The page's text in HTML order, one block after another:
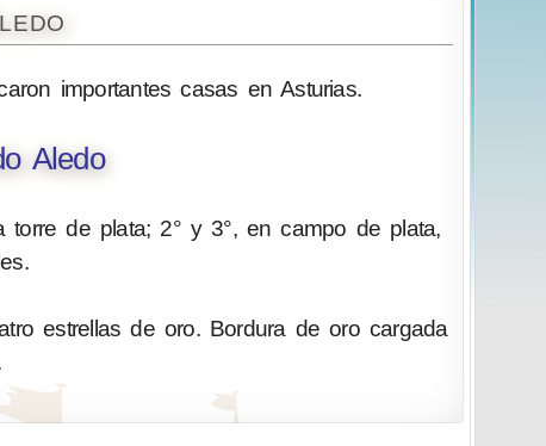
importantes casas en Asturias.
Aledo
de plata; 2° y 3°, en campo de plata,
estrellas de oro. Bordura de oro cargada